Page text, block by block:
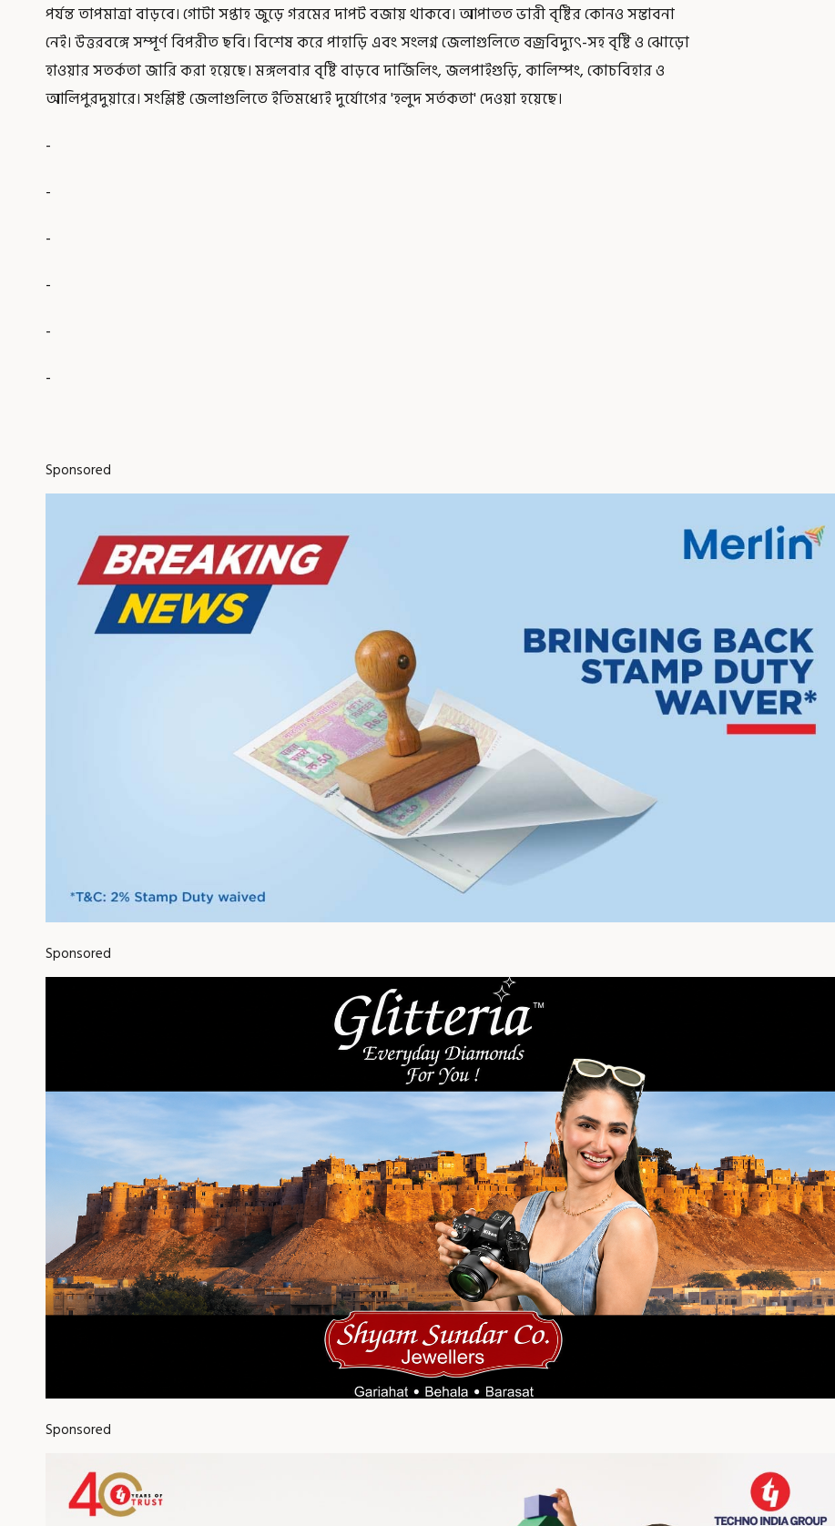
পর্যন্ত তাপমাত্রা বাড়বে। গোটা সপ্তাহ জুড়ে গরমের দাপট বজায় থাকবে। আপাতত ভারী বৃষ্টির কোনও সম্ভাবনা
নেই। উত্তরবঙ্গে সম্পূর্ণ বিপরীত ছবি। বিশেষ করে পাহাড়ি এবং সংলগ্ন জেলাগুলিতে বজ্রবিদ্যুৎ-সহ বৃষ্টি ও ঝোড়ো
হাওয়ার সতর্কতা জারি করা হয়েছে। মঙ্গলবার বৃষ্টি বাড়বে দার্জিলিং, জলপাইগুড়ি, কালিম্পং, কোচবিহার ও
আলিপুরদুয়ারে। সংশ্লিষ্ট জেলাগুলিতে ইতিমধ্যেই দুর্যোগের 'হলুদ সর্তকতা' দেওয়া হয়েছে।
-
-
-
-
-
-
Sponsored
Sponsored
Sponsored